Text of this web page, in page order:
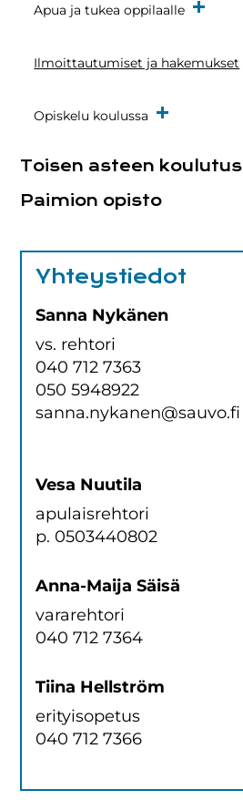
Apua ja tukea oppilaalle
Ilmoittautumiset ja hakemukset
Opiskelu koulussa
Toisen asteen koulutus
Paimion opisto
Yhteystiedot
Sanna Nykänen
vs. rehtori
040 712 7363
050 5948922
sanna.nykanen@sauvo.fi
Vesa Nuutila
apulaisrehtori
p. 0503440802
Anna-Maija Säisä
vararehtori
040 712 7364
Tiina Hellström
erityisopetus
040 712 7366